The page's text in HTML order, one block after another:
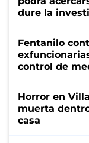
dure la
Fentanilo
control de
Horror en
muerta
casa